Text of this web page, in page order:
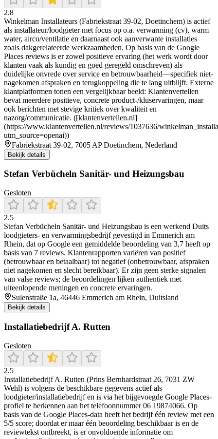
2.8
Winkelman Installateurs (Fabriekstraat 39-02, Doetinchem) is actief
als installateur/loodgieter met focus op o.a. verwarming (cv), warm
water, airco/ventilatie en daarnaast ook aanverwante installaties
zoals dakgerelateerde werkzaamheden. Op basis van de Google
Places reviews is er zowel positieve ervaring (het werk wordt door
klanten vaak als kundig en goed geregeld omschreven) als
duidelijke onvrede over service en betrouwbaarheid—specifiek niet-
nagekomen afspraken en terugkoppeling die te lang uitblijft. Externe
klantplatformen tonen een vergelijkbaar beeld: Klantenvertellen
bevat meerdere positieve, concrete product-/kluservaringen, maar
ook berichten met stevige kritiek over kwaliteit en
nazorg/communicatie. ([klantenvertellen.nl]
(https://www.klantenvertellen.nl/reviews/1037636/
utm_source=openai))
Fabriekstraat 39-02, 7005 AP Doetinchem, Nederland
Bekijk details
Stefan Verbücheln Sanitär- und Heizungsbau
Gesloten
2.5
Stefan Verbücheln Sanitär‑ und Heizungsbau is een werkend Duits
loodgieters‑ en verwarmingsbedrijf gevestigd in Emmerich am
Rhein, dat op Google een gemiddelde beoordeling van 3,7 heeft op
basis van 7 reviews. Klantenrapporten variëren van positief
(betrouwbaar en betaalbaar) tot negatief (onbetrouwbaar, afspraken
niet nagekomen en slecht bereikbaar). Er zijn geen sterke signalen
van valse reviews; de beoordelingen lijken authentiek met
uiteenlopende meningen en concrete ervaringen.
Sulenstraße 1a, 46446 Emmerich am Rhein, Duitsland
Bekijk details
Installatiebedrijf A. Rutten
Gesloten
2.5
Installatiebedrijf A. Rutten (Prins Bernhardstraat 26, 7031 ZW
Wehl) is volgens de beschikbare gegevens actief als
loodgieter/installatiebedrijf en is via het bijgevoegde Google Places-
profiel te herkennen aan het telefoonnummer 06 19874066. Op
basis van de Google Places-data heeft het bedrijf één review met een
5/5 score; doordat er maar één beoordeling beschikbaar is en de
reviewtekst ontbreekt, is er onvoldoende informatie om